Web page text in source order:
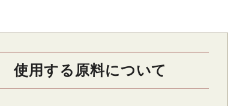
使用する原料について